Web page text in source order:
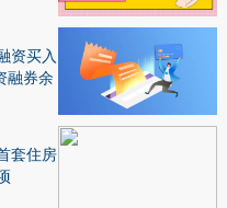
资买入
融券余
套住房